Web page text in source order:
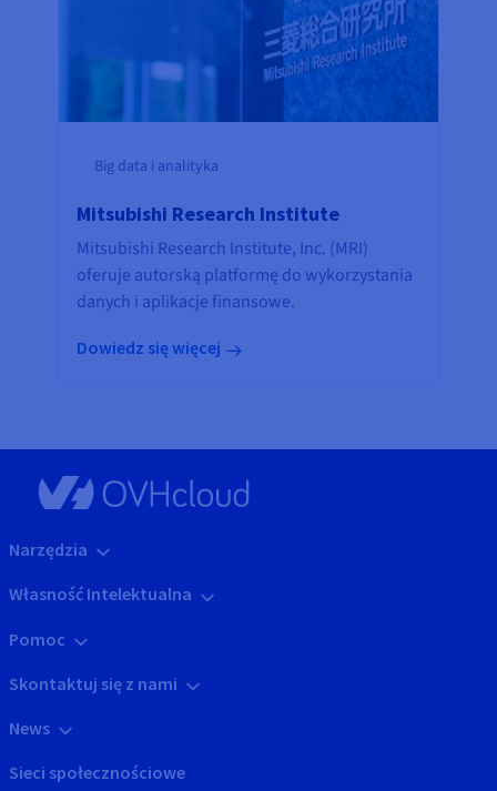
Big data i analityka
Mitsubishi Research Institute
Mitsubishi Research Institute, Inc. (MRI)
oferuje autorską platformę do wykorzystania
danych i aplikacje finansowe.
Dowiedz się więcej
Narzędzia
Własność Intelektualna
Pomoc
Skontaktuj się z nami
News
Sieci społecznościowe